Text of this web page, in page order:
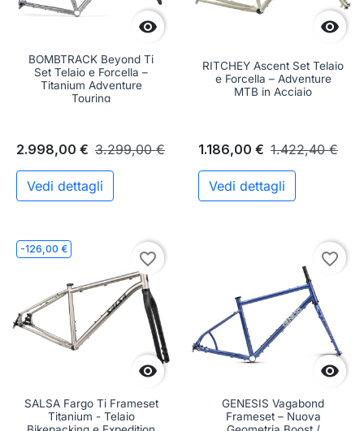

BOMBTRACK Beyond Ti
Set Telaio e Forcella –
Titanium Adventure
Touring
2.998,00 € 3.299,00 €
Vedi dettagli

RITCHEY Ascent Set Telaio
e Forcella – Adventure
MTB in Acciaio
1.186,00 € 1.422,40 €
Vedi dettagli
-126,00 €

favorite_border
SALSA Fargo Ti Frameset
Titanium - Telaio

favorite_border
GENESIS Vagabond
Frameset – Nuova